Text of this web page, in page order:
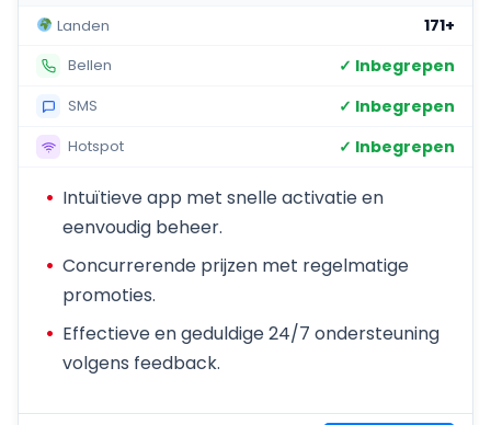
Landen 171+
Bellen ✓ Inbegrepen
SMS ✓ Inbegrepen
Hotspot ✓ Inbegrepen
Intuïtieve app met snelle activatie en
eenvoudig beheer.
Concurrerende prijzen met regelmatige
promoties.
Effectieve en geduldige 24/7 ondersteuning
volgens feedback.